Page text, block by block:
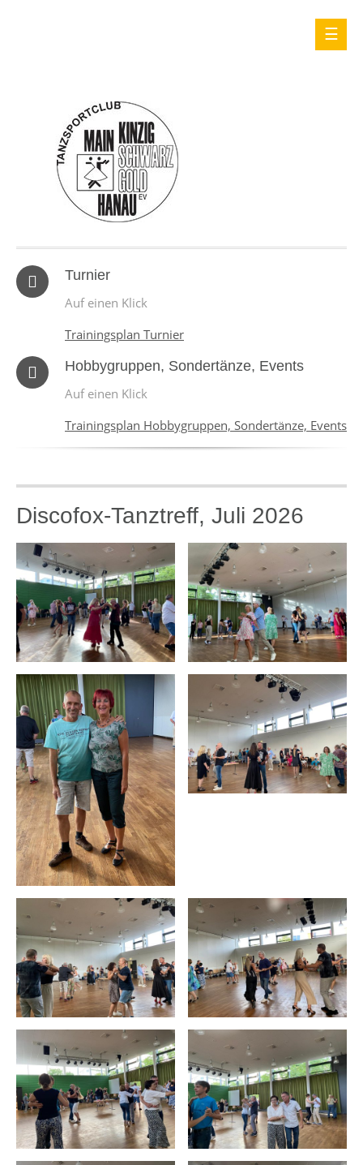
Turnier
Auf einen Klick
Trainingsplan Turnier
Hobbygruppen, Sondertänze, Events
Auf einen Klick
Trainingsplan Hobbygruppen, Sondertänze, Events
Discofox-Tanztreff, Juli 2026